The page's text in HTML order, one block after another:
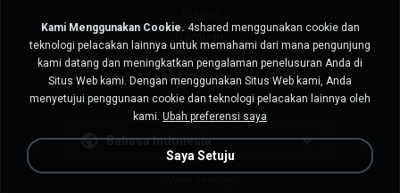
Jangan jual informasi pribadi saya
Jangan bagikan informasi pribadi saya
Bahasa Indonesia
Kami Menggunakan Cookie. 4shared menggunakan cookie dan
teknologi pelacakan lainnya untuk memahami dari mana pengunjung
kami datang dan meningkatkan pengalaman penelusuran Anda di
Situs Web kami. Dengan menggunakan Situs Web kami, Anda
menyetujui penggunaan cookie dan teknologi pelacakan lainnya oleh
kami. Ubah preferensi saya
Saya Setuju